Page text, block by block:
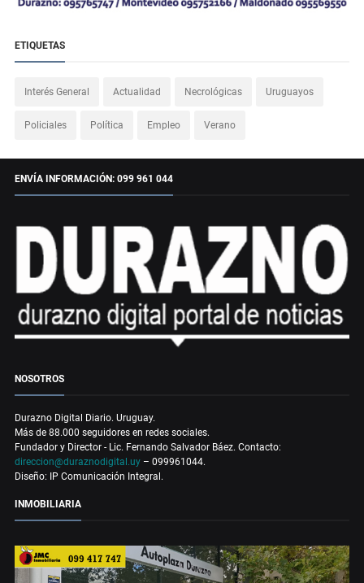
ETIQUETAS
Interés General Actualidad Necrológicas Uruguayos
Policiales Política Empleo Verano
ENVÍA INFORMACIÓN: 099 961 044
NOSOTROS
Durazno Digital Diario. Uruguay.
Más de 88.000 seguidores en redes sociales.
Fundador y Director - Lic. Fernando Salvador Báez. Contacto:
direccion@duraznodigital.uy – 099961044.
Diseño: IP Comunicación Integral.
INMOBILIARIA